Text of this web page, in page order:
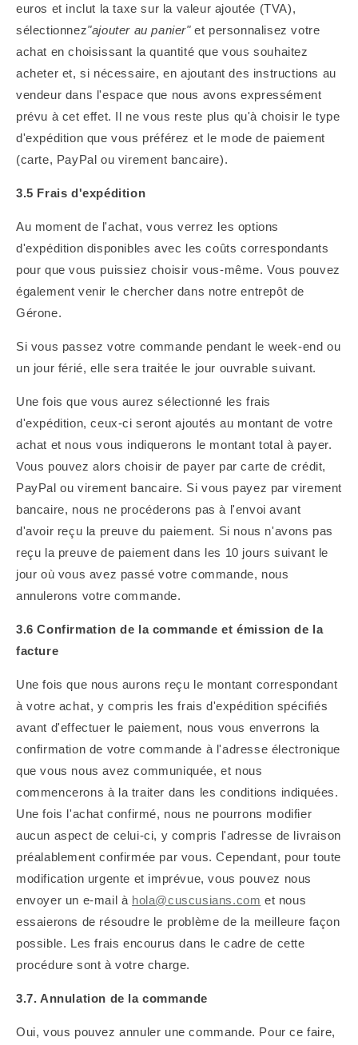
euros et inclut la taxe sur la valeur ajoutée (TVA),
sélectionnez"ajouter au panier"et personnalisez votre
achat en choisissant la quantité que vous souhaitez
acheter et, si nécessaire, en ajoutant des instructions au
vendeur dans l'espace que nous avons expressément
prévu à cet effet. Il ne vous reste plus qu'à choisir le type
d'expédition que vous préférez et le mode de paiement
(carte, PayPal ou virement bancaire).
3.5 Frais d'expédition
Au moment de l'achat, vous verrez les options
d'expédition disponibles avec les coûts correspondants
pour que vous puissiez choisir vous-même. Vous pouvez
également venir le chercher dans notre entrepôt de
Gérone.
Si vous passez votre commande pendant le week-end ou
un jour férié, elle sera traitée le jour ouvrable suivant.
Une fois que vous aurez sélectionné les frais
d'expédition, ceux-ci seront ajoutés au montant de votre
achat et nous vous indiquerons le montant total à payer.
Vous pouvez alors choisir de payer par carte de crédit,
PayPal ou virement bancaire. Si vous payez par virement
bancaire, nous ne procéderons pas à l'envoi avant
d'avoir reçu la preuve du paiement. Si nous n'avons pas
reçu la preuve de paiement dans les 10 jours suivant le
jour où vous avez passé votre commande, nous
annulerons votre commande.
3.6 Confirmation de la commande et émission de la
facture
Une fois que nous aurons reçu le montant correspondant
à votre achat, y compris les frais d'expédition spécifiés
avant d'effectuer le paiement, nous vous enverrons la
confirmation de votre commande à l'adresse électronique
que vous nous avez communiquée, et nous
commencerons à la traiter dans les conditions indiquées.
Une fois l'achat confirmé, nous ne pourrons modifier
aucun aspect de celui-ci, y compris l'adresse de livraison
préalablement confirmée par vous. Cependant, pour toute
modification urgente et imprévue, vous pouvez nous
envoyer un e-mail à hola@cuscusians.com et nous
essaierons de résoudre le problème de la meilleure façon
possible. Les frais encourus dans le cadre de cette
procédure sont à votre charge.
3.7. Annulation de la commande
Oui, vous pouvez annuler une commande. Pour ce faire,